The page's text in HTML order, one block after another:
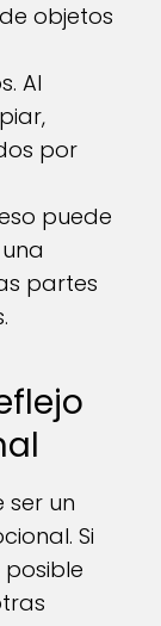
objetos
Al
por
puede
partes
ser un
Si